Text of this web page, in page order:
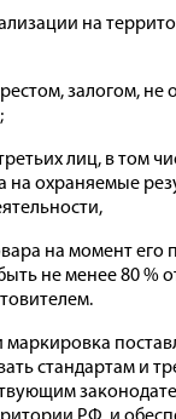
на
залогом, не
лиц, в том
на охраняемые
на момент его
не менее 80 %
маркировка
стандартам и